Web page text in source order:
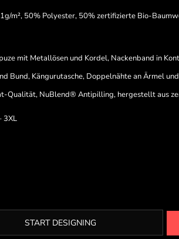
m², 50% Polyester, 50% zertifizierte Bio-
mit Metallösen und Kordel, Nackenband in
Bund, Kängurutasche, Doppelnähte an Ärmel
Qualität, NuBlend® Antipilling, hergestellt aus
3XL
START DESIGNING